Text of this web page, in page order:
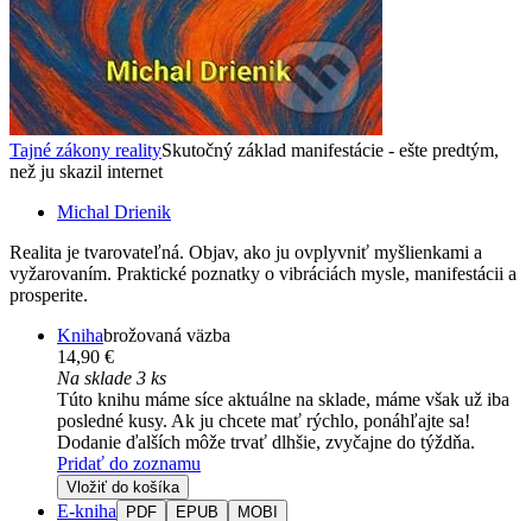
Tajné zákony realitySkutočný základ manifestácie - ešte predtým,
než ju skazil internet
Michal Drienik
Realita je tvarovateľná. Objav, ako ju ovplyvniť myšlienkami a
vyžarovaním. Praktické poznatky o vibráciách mysle, manifestácii a
prosperite.
Knihabrožovaná väzba
14,90 €
Na sklade 3 ks
Túto knihu máme síce aktuálne na sklade, máme však už iba
posledné kusy. Ak ju chcete mať rýchlo, ponáhľajte sa!
Dodanie ďalších môže trvať dlhšie, zvyčajne do týždňa.
Pridať do zoznamu
Vložiť do košíka
E-kniha PDF EPUB MOBI